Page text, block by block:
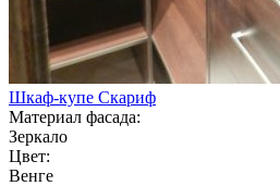
Шкаф-купе Скариф
Материал фасада:
Зеркало
Цвет:
Венге